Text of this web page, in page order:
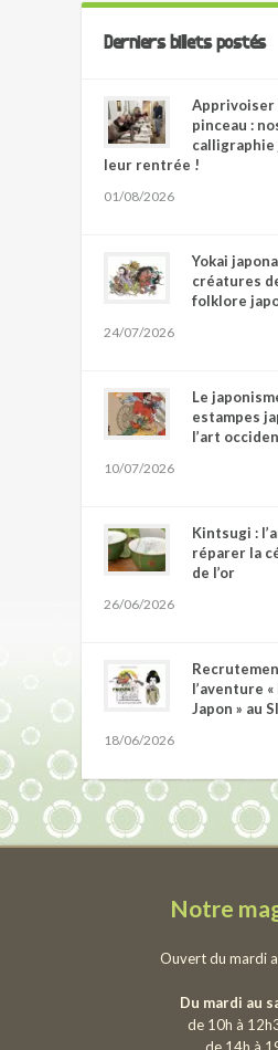
Derniers billets postés
Apprivoiser
pinceau :
leur rentrée !
01/08/2026
Yokai
créatures
folklore
24/07/2026
Le
estampes
l’art
10/07/2026
Kintsugi :
réparer la
de l’or
26/06/2026
l’aventure
Japon » au
18/06/2026
Notre
Ouvert du mardi
Du mardi au
de 10h à